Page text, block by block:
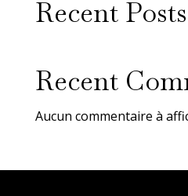
Recent Posts
Recent
Aucun commentaire à